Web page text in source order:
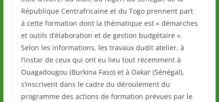
République Centrafricaine et du Togo prennent part
à cette formation dont la thématique est « démarches
et outils d’élaboration et de gestion budgétaire ».
Selon les informations, les travaux dudit atelier, à
l’instar de ceux qui ont eu lieu tout récemment à
Ouagadougou (Burkina Faso) et à Dakar (Sénégal),
s’inscrivent dans le cadre du déroulement du
programme des actions de formation prévues par le